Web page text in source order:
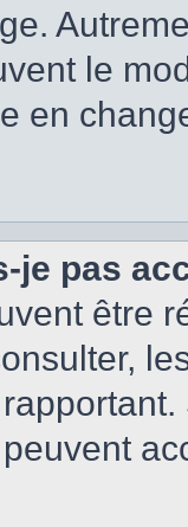
le
en
je pas
être